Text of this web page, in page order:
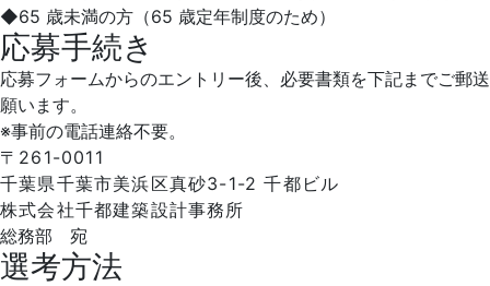
◆65 歳未満の方（65 歳定年制度のため）
応募手続き
応募フォームからのエントリー後、必要書類を下記までご郵送
願います。
※事前の電話連絡不要。
〒261-0011
千葉県千葉市美浜区真砂3-1-2 千都ビル
株式会社千都建築設計事務所
総務部 宛
選考方法